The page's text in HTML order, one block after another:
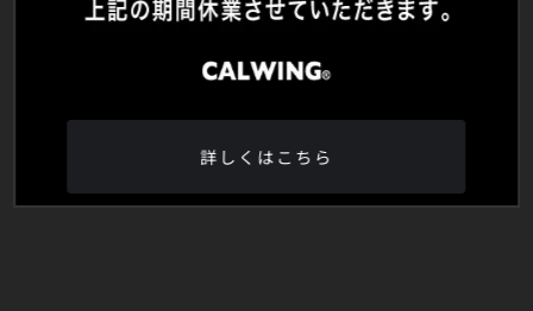
詳しくはこちら